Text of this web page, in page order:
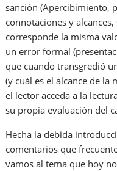
sanción (Apercibimiento,
connotaciones y
corresponde la misma
un error formal
que cuando transgredió
(y cuál es el alcance de
el lector acceda a la
su propia evaluación del
Hecha la debida
comentarios que
vamos al tema que hoy